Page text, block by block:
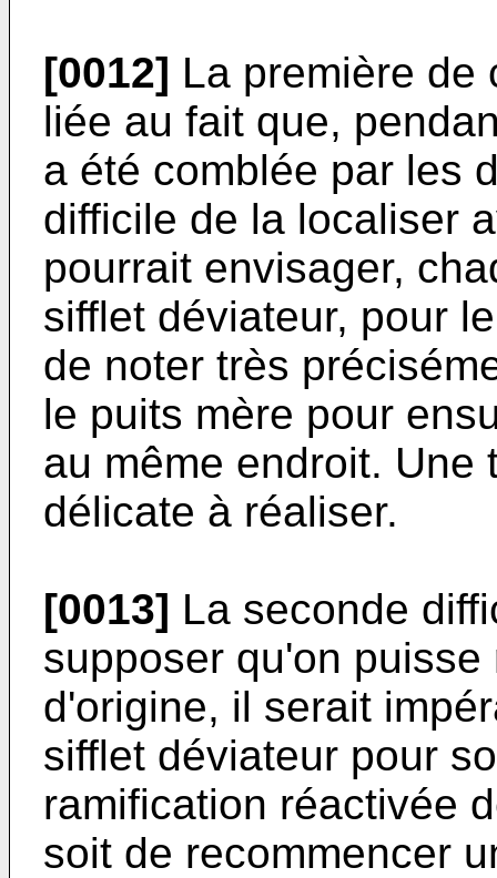
[0012] La première de
liée au fait que,
a été comblée par les
difficile de la localiser
pourrait envisager,
sifflet déviateur, pour
de noter très
le puits mère pour
au même endroit. Une
délicate à réaliser.
[0013] La seconde
supposer qu'on
d'origine, il serait
sifflet déviateur pour
ramification réactivée
soit de recommencer